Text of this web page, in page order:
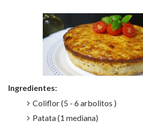
Ingredientes:
Coliflor (5 - 6 arbolitos )
Patata (1 mediana)